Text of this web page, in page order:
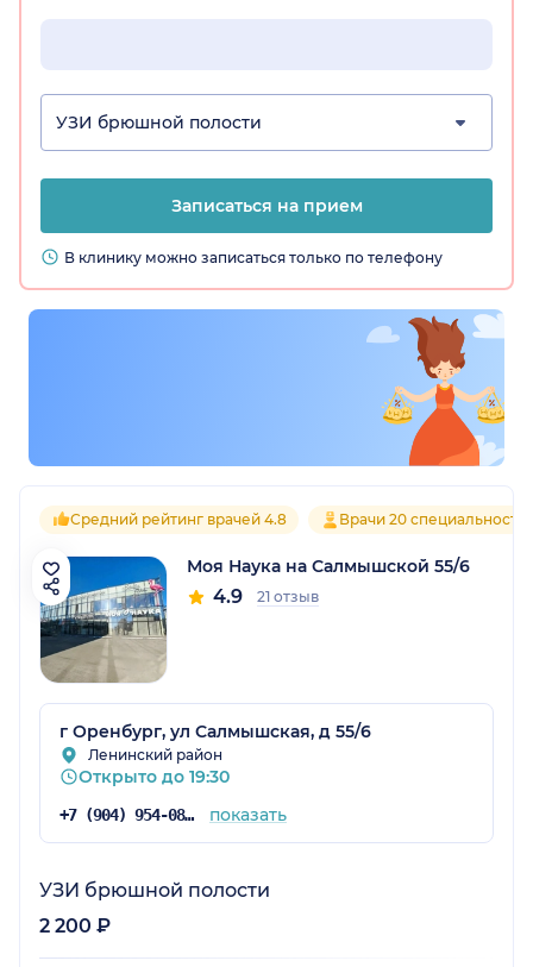
УЗИ брюшной полости
Записаться на прием
В клинику можно записаться только по телефону
Средний рейтинг врачей 4.8 Врачи 20
Моя Наука на Салмышской 55/6
4.9 21 отзыв
г Оренбург, ул Салмышская, д 55/6
Ленинский район
Открыто до 19:30
+7 (904) 954-08-32 показать
УЗИ брюшной полости
2 200 ₽